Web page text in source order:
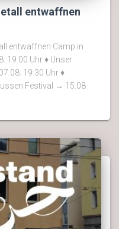
entwaffnen
entwaffnen Camp in
19:00 Uhr ♦ Unser
19:30 Uhr ♦
Festival → 15.08.